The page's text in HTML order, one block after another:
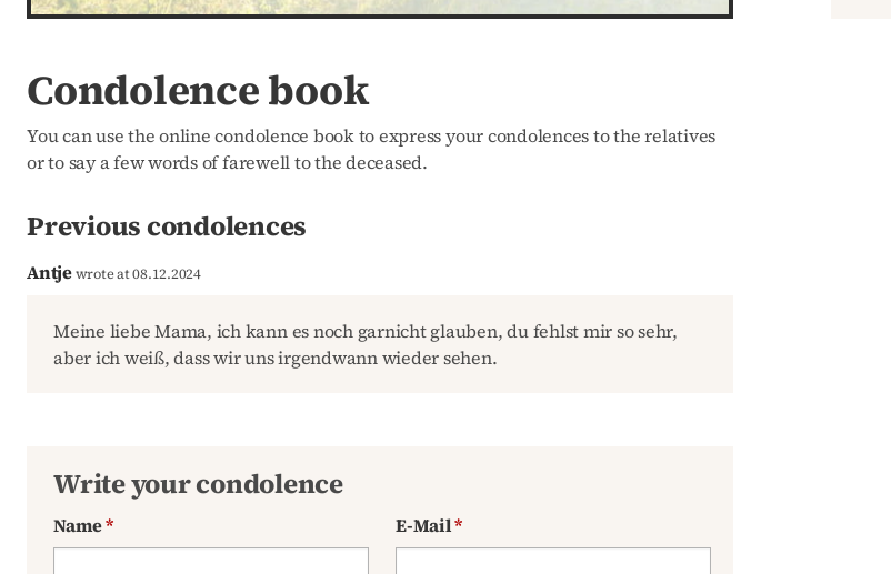
Condolence book
You can use the online condolence book to express your condolences to the relatives
or to say a few words of farewell to the deceased.
Previous condolences
Antjewrote at 08.12.2024
Meine liebe Mama, ich kann es noch garnicht glauben, du fehlst mir so sehr,
aber ich weiß, dass wir uns irgendwann wieder sehen.
Write your condolence
Name* E-Mail*